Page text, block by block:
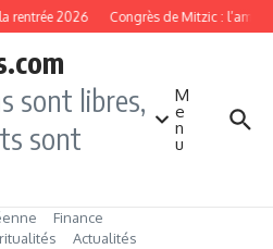
rentrée 2026 Congrès de Mitzic :
sont libres,
sont
M
e
n
u
Finance
Actualités